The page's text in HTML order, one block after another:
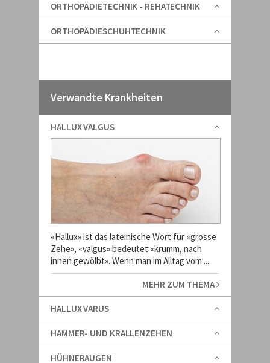
ORTHOPÄDIETECHNIK - REHATECHNIK
ORTHOPÄDIESCHUHTECHNIK
Verwandte Krankheiten
HALLUX VALGUS
«Hallux» ist das lateinische Wort für «grosse
Zehe», «valgus» bedeutet «krumm, nach
innen gewölbt». Wenn man im Alltag vom ...
MEHR ZUM THEMA
HALLUX VARUS
HAMMER- UND KRALLENZEHEN
HÜHNERAUGEN